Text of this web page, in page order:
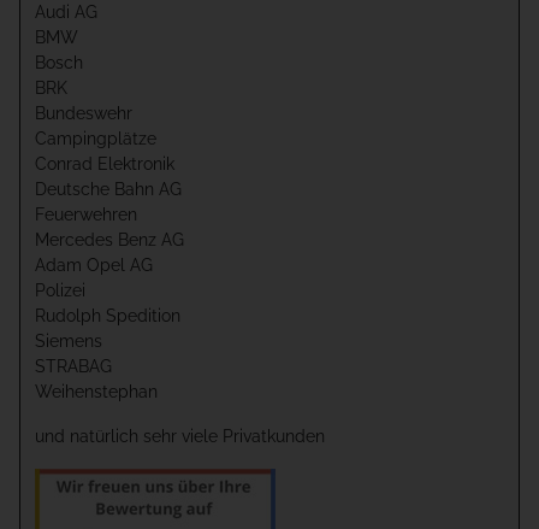
Audi AG
BMW
Bosch
BRK
Bundeswehr
Campingplätze
Conrad Elektronik
Deutsche Bahn AG
Feuerwehren
Mercedes Benz AG
Adam Opel AG
Polizei
Rudolph Spedition
Siemens
STRABAG
Weihenstephan
und natürlich sehr viele Privatkunden